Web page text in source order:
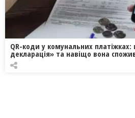
QR-коди у комунальних
декларація» та навіщо вона